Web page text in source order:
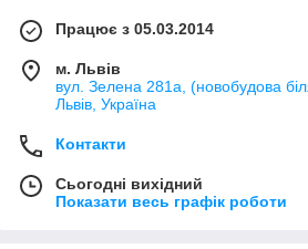
Працює з 05.03.2014
м. Львів
вул. Зелена 281а, (новобудова
Львів, Україна
Контакти
Сьогодні вихідний
Показати весь графік роботи